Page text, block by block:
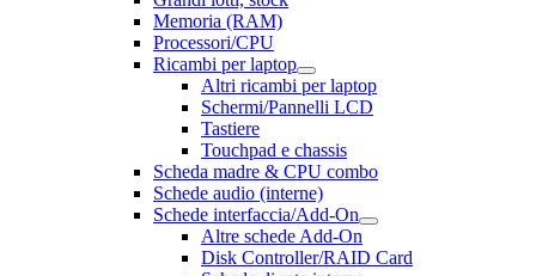
Memoria (RAM)
Processori/CPU
Ricambi per laptop
Altri ricambi per laptop
Schermi/Pannelli LCD
Tastiere
Touchpad e chassis
Scheda madre & CPU combo
Schede audio (interne)
Schede interfaccia/Add-On
Altre schede Add-On
Disk Controller/RAID Card